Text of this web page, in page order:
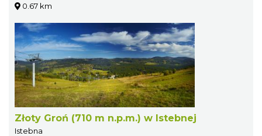
0.67 km
Złoty Groń (710 m n.p.m.) w Istebnej
Istebna